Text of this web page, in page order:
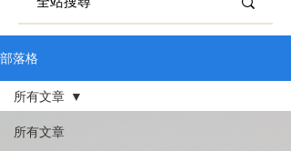
部落格
所有文章
所有文章